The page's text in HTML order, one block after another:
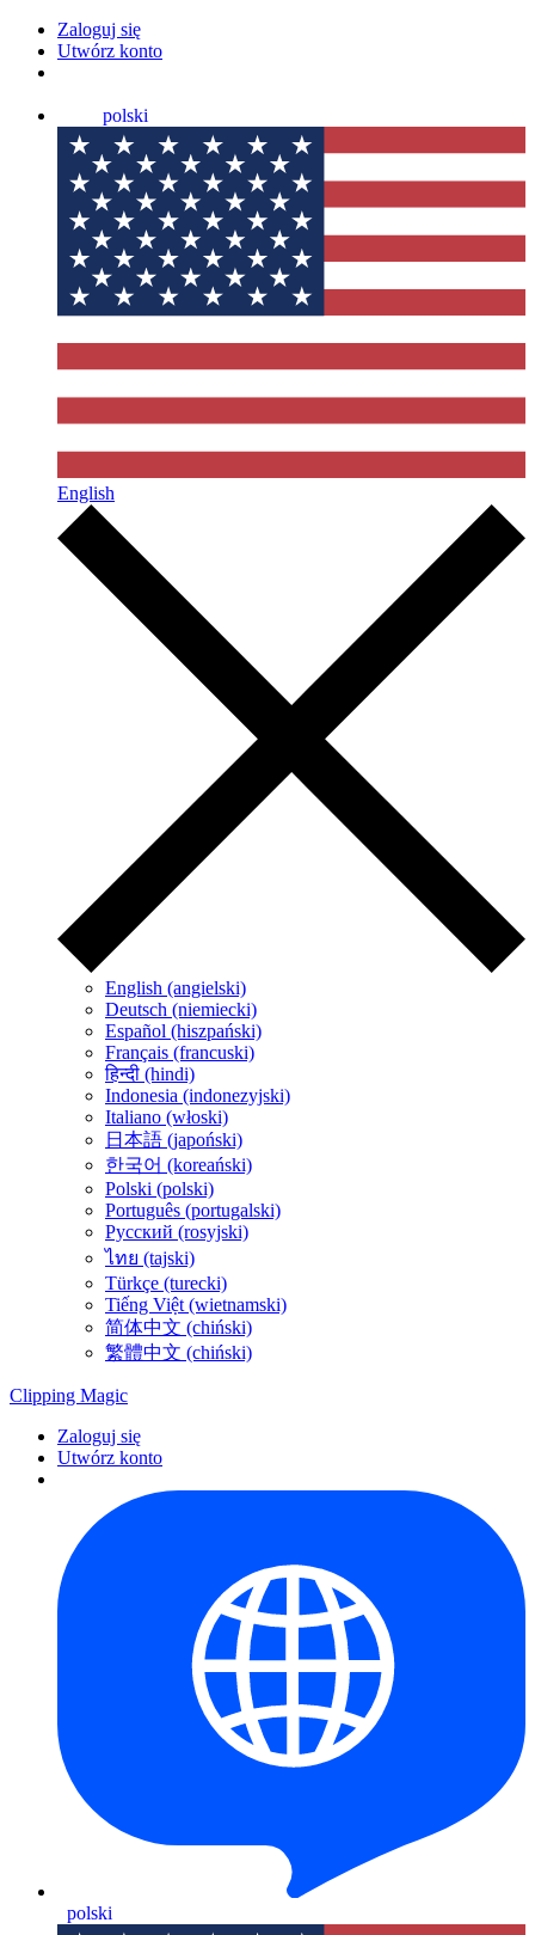
Zaloguj się
Utwórz konto
polski
English
English (angielski)
Deutsch (niemiecki)
Español (hiszpański)
Français (francuski)
हिन्दी (hindi)
Indonesia (indonezyjski)
Italiano (włoski)
日本語 (japoński)
한국어 (koreański)
Polski (polski)
Português (portugalski)
Русский (rosyjski)
ไทย (tajski)
Türkçe (turecki)
Tiếng Việt (wietnamski)
简体中文 (chiński)
繁體中文 (chiński)
Clipping Magic
Zaloguj się
Utwórz konto
polski